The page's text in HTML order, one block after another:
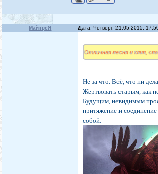
МайтреЯ Дата: Четверг, 21.05.2015,
Отличная песня и клип,
Не за что. Всё, что ни
Жертвовать старым, как
Будущим, невидимым
притяжение и
собой: